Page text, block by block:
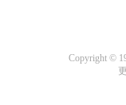
Copyright ©